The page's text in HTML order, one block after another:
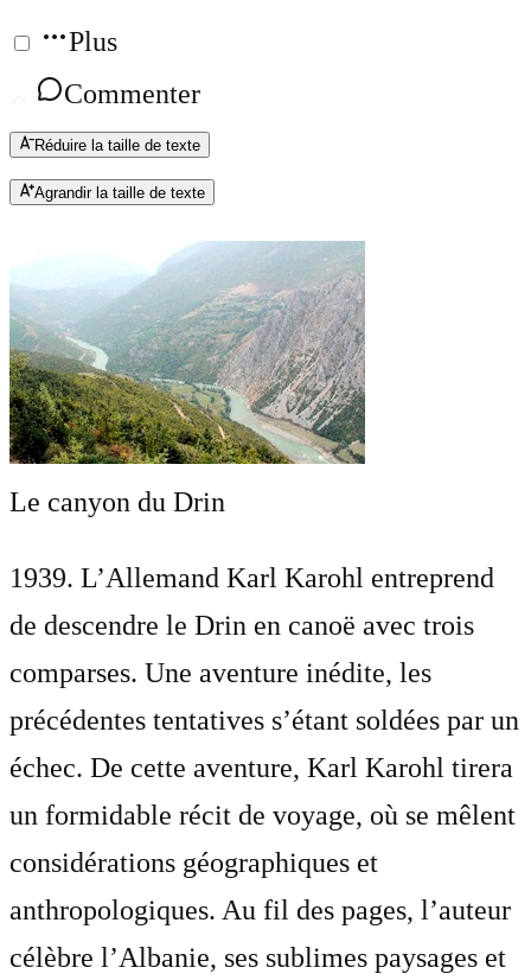
Plus
Commenter
Réduire la taille de texte
Agrandir la taille de texte
Le canyon du Drin
1939. L’Allemand Karl Karohl entreprend
de descendre le Drin en canoë avec trois
comparses. Une aventure inédite, les
précédentes tentatives s’étant soldées par un
échec. De cette aventure, Karl Karohl tirera
un formidable récit de voyage, où se mêlent
considérations géographiques et
anthropologiques. Au fil des pages, l’auteur
célèbre l’Albanie, ses sublimes paysages et